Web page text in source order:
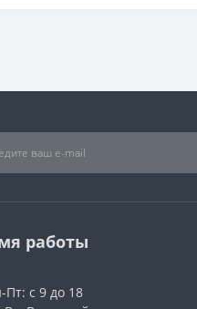
работы
Пт: с 9 до 18